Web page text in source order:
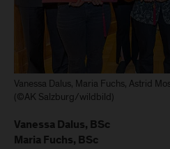
Vanessa Dalus, Maria Fuchs, Astrid
(©AK Salzburg/wildbild)
Vanessa Dalus, BSc
Maria Fuchs, BSc